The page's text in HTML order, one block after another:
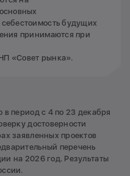
будущих
принимаются при
«Совет рынка».
период с 4 по 23 декабря
достоверности
заявленных проектов
перечень
на 2026 год. Результаты